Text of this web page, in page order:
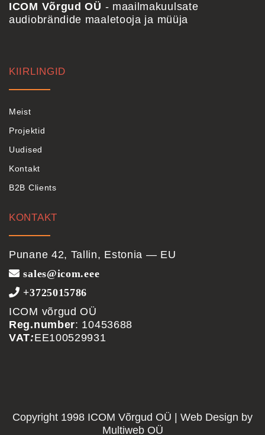
ICOM Võrgud OÜ - maailmakuulsate
audiobrändide maaletooja ja müüja
KIIRLINGID
Meist
Projektid
Uudised
Kontakt
B2B Clients
KONTAKT
Punane 42, Tallin, Estonia — EU
sales@icom.eee
+3725015786
ICOM võrgud OÜ
Reg.number: 10453688
VAT:EE100529931
Copyright 1998 ICOM Võrgud OÜ | Web Design by
Multiweb OÜ